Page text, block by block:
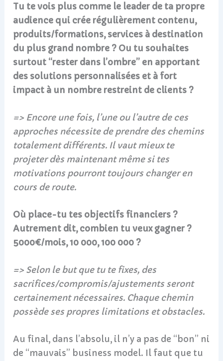
Tu te vois plus comme le leader de ta propre
audience qui crée régulièrement contenu,
produits/formations, services à destination
du plus grand nombre ? Ou tu souhaites
surtout “rester dans l’ombre” en apportant
des solutions personnalisées et à fort
impact à un nombre restreint de clients ?
=> Encore une fois, l’une ou l’autre de ces
approches nécessite de prendre des chemins
totalement différents. Il vaut mieux te
projeter dès maintenant même si tes
motivations pourront toujours changer en
cours de route.
Où place-tu tes objectifs financiers ?
Autrement dit, combien tu veux gagner ?
5000€/mois, 10 000, 100 000 ?
=> Selon le but que tu te fixes, des
sacrifices/compromis/ajustements seront
certainement nécessaires. Chaque chemin
possède ses propres limitations et obstacles.
Au final, dans l’absolu, il n’y a pas de “bon” ni
de “mauvais” business model. Il faut que tu